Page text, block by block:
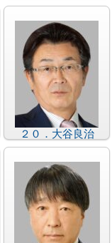
２０．大谷良治